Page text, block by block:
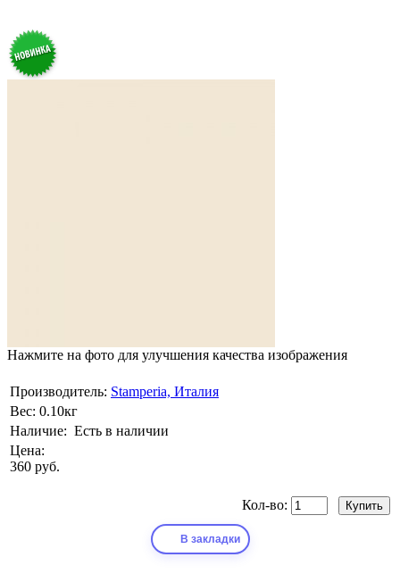
Нажмите на фото для улучшения качества изображения
Производитель: Stamperia, Италия
Вес: 0.10кг
Наличие: Есть в наличии
Цена:
360 руб.
Кол-во:
В закладки